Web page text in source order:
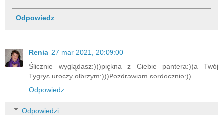
Odpowiedz
Renia 27 mar 2021, 20:09:00
Ślicznie wyglądasz:)))piękna z Ciebie pantera:))a Twój
Tygrys uroczy olbrzym:)))Pozdrawiam serdecznie:))
Odpowiedz
Odpowiedzi